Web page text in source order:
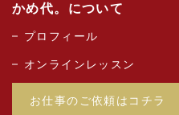
かめ代。について
プロフィール
オンラインレッスン
お仕事のご依頼はコチラ